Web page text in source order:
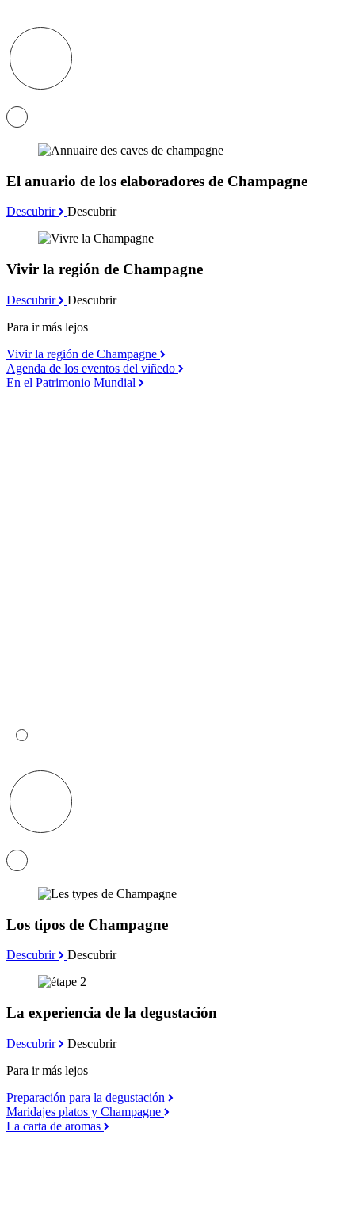
El anuario de los elaboradores de Champagne
Descubrir Descubrir
Vivir la región de Champagne
Descubrir
Descubrir
Para ir más lejos
Vivir la región de Champagne
Agenda de los eventos del viñedo
En el Patrimonio Mundial
Los tipos de Champagne
Descubrir Descubrir
La experiencia de la degustación
Descubrir
Descubrir
Para ir más lejos
Preparación para la degustación
Maridajes platos y Champagne
La carta de aromas